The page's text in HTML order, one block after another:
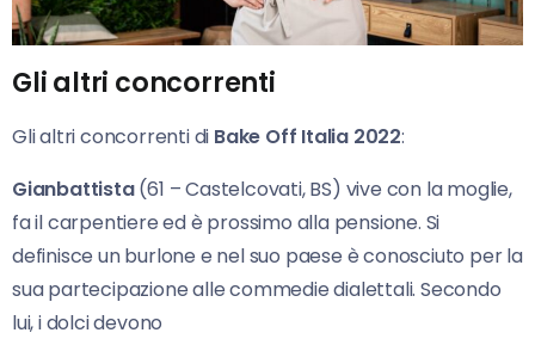
Gli altri concorrenti
Gli altri concorrenti di Bake Off Italia 2022:
Gianbattista(61 – Castelcovati, BS) vive con la moglie,
fa il carpentiere ed è prossimo alla pensione. Si
definisce un burlone e nel suo paese è conosciuto per la
sua partecipazione alle commedie dialettali. Secondo
lui, i dolci devono